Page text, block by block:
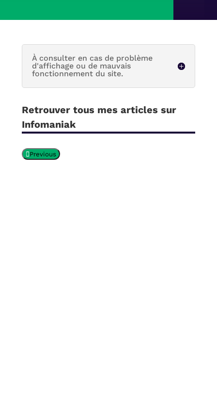
À consulter en cas de problème
d'affichage ou de mauvais
fonctionnement du site.
Retrouver tous mes articles sur
Infomaniak
Previous